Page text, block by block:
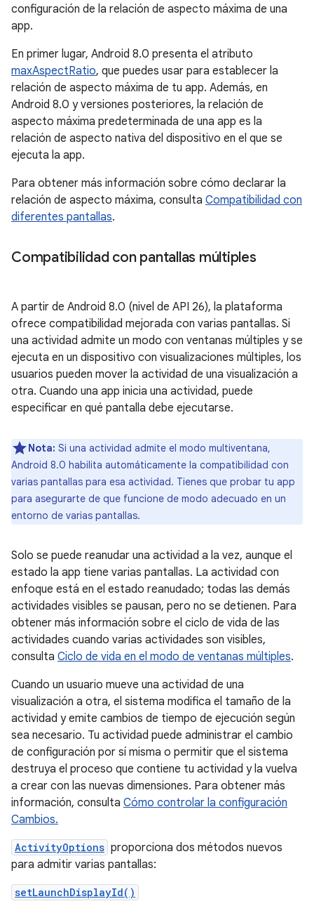
configuración de la relación de aspecto máxima de una
app.
En primer lugar, Android 8.0 presenta el atributo
maxAspectRatio, que puedes usar para establecer la
relación de aspecto máxima de tu app. Además, en
Android 8.0 y versiones posteriores, la relación de
aspecto máxima predeterminada de una app es la
relación de aspecto nativa del dispositivo en el que se
ejecuta la app.
Para obtener más información sobre cómo declarar la
relación de aspecto máxima, consulta Compatibilidad con
diferentes pantallas.
Compatibilidad con pantallas múltiples
A partir de Android 8.0 (nivel de API 26), la plataforma
ofrece compatibilidad mejorada con varias pantallas. Si
una actividad admite un modo con ventanas múltiples y se
ejecuta en un dispositivo con visualizaciones múltiples, los
usuarios pueden mover la actividad de una visualización a
otra. Cuando una app inicia una actividad, puede
especificar en qué pantalla debe ejecutarse.
Nota: Si una actividad admite el modo multiventana,
Android 8.0 habilita automáticamente la compatibilidad con
varias pantallas para esa actividad. Tienes que probar tu app
para asegurarte de que funcione de modo adecuado en un
entorno de varias pantallas.
Solo se puede reanudar una actividad a la vez, aunque el
estado la app tiene varias pantallas. La actividad con
enfoque está en el estado reanudado; todas las demás
actividades visibles se pausan, pero no se detienen. Para
obtener más información sobre el ciclo de vida de las
actividades cuando varias actividades son visibles,
consulta Ciclo de vida en el modo de ventanas múltiples.
Cuando un usuario mueve una actividad de una
visualización a otra, el sistema modifica el tamaño de la
actividad y emite cambios de tiempo de ejecución según
sea necesario. Tu actividad puede administrar el cambio
de configuración por sí misma o permitir que el sistema
destruya el proceso que contiene tu actividad y la vuelva
a crear con las nuevas dimensiones. Para obtener más
información, consulta Cómo controlar la configuración
Cambios.
ActivityOptions proporciona dos métodos nuevos
para admitir varias pantallas:
setLaunchDisplayId()